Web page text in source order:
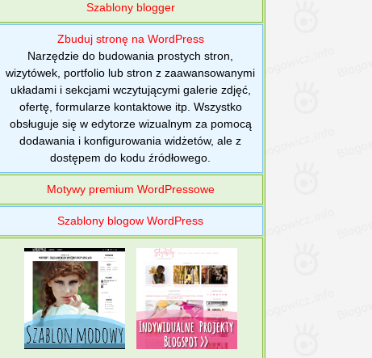
Szablony blogger
Zbuduj stronę na WordPress
Narzędzie do budowania prostych stron,
wizytówek, portfolio lub stron z zaawansowanymi
układami i sekcjami wczytującymi galerie zdjęć,
ofertę, formularze kontaktowe itp. Wszystko
obsługuje się w edytorze wizualnym za pomocą
dodawania i konfigurowania widżetów, ale z
dostępem do kodu źródłowego.
Motywy premium WordPressowe
Szablony blogow WordPress